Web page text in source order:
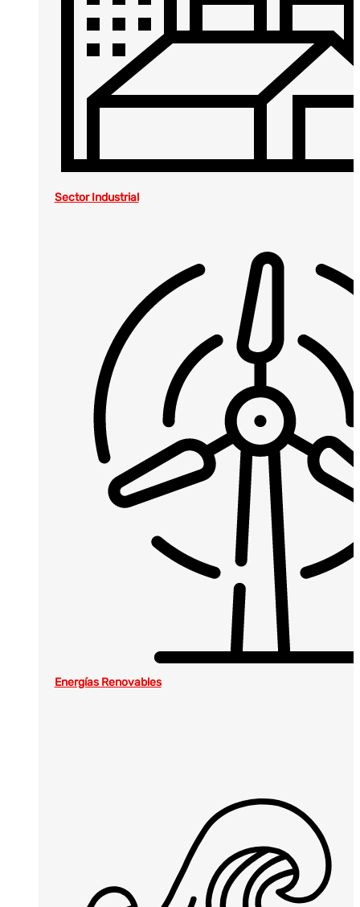
Sector Industrial
Energías Renovables